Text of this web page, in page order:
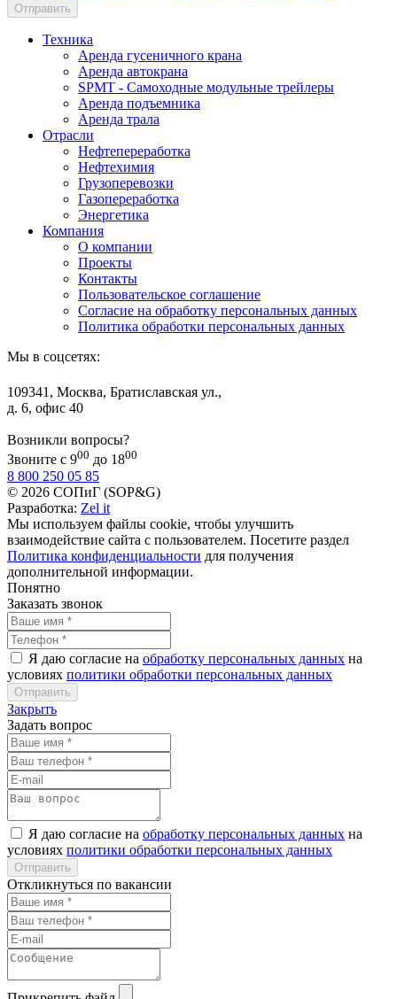
Техника
Аренда гусеничного крана
Аренда автокрана
SPMT - Самоходные модульные трейлеры
Аренда подъемника
Аренда трала
Отрасли
Нефтепереработка
Нефтехимия
Грузоперевозки
Газопереработка
Энергетика
Компания
О компании
Проекты
Контакты
Пользовательское соглашение
Согласие на обработку персональных данных
Политика обработки персональных данных
Мы в соцсетях:
109341, Москва, Братиславская ул.,
д. 6, офис 40
Возникли вопросы?
Звоните с 900 до 1800
8 800 250 05 85
© 2026 СОПиГ (SOP&G)
Разработка: Zel it
Мы используем файлы cookie, чтобы улучшить
взаимодействие сайта с пользователем. Посетите раздел
Политика конфиденциальности для получения
дополнительной информации.
Понятно
Заказать звонок
Я даю согласие на обработку персональных данных на
условиях политики обработки персональных данных
Закрыть
Задать вопрос
Я даю согласие на обработку персональных данных на
условиях политики обработки персональных данных
Откликнуться по вакансии